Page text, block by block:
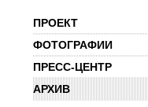
ПРОЕКТ
ФОТОГРАФИИ
ПРЕСС-ЦЕНТР
АРХИВ